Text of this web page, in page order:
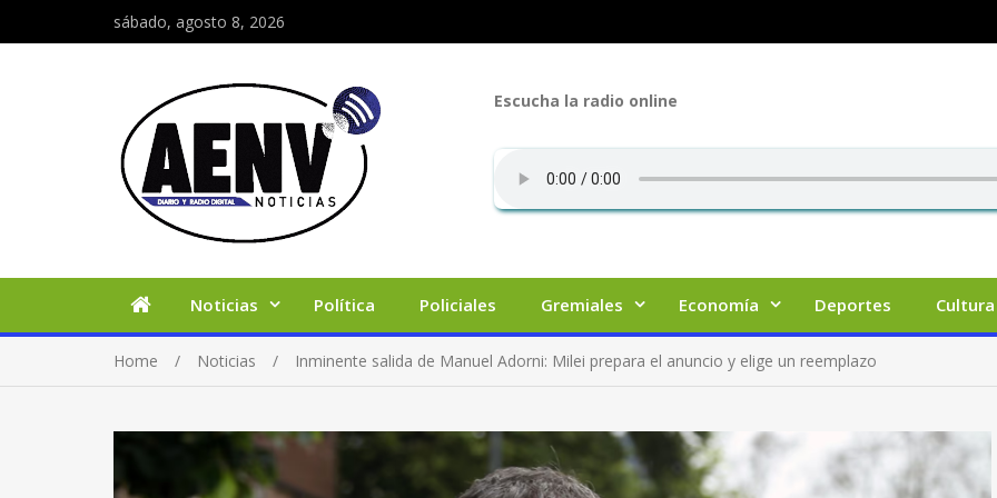
sábado, agosto 8, 2026
Escucha la radio online
Noticias Política Policiales Gremiales Economía Deportes Cultura
Home Noticias Inminente salida de Manuel Adorni: Milei prepara el anuncio y elige un reemplazo